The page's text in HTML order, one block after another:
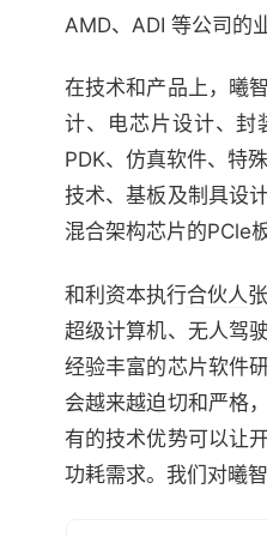
AMD、ADI 等公司的
在技术和产品上，曦
计、电芯片设计、封
PDK、仿真软件、特
技术、基板及制具设
混合架构芯片的PCle
和利资本执行合伙人
超级计算机、无人驾
经验丰富的芯片软件
会越来越迫切和严格
有的技术优势可以让
功耗需求。我们对曦